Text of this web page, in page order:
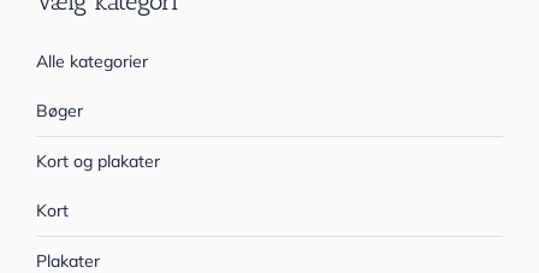
Alle kategorier
Bøger
Kort og plakater
Kort
Plakater